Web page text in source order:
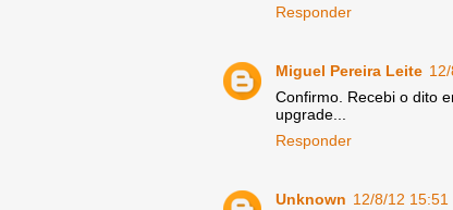
Responder
Miguel Pereira Leite
Confirmo. Recebi o dito
upgrade...
Responder
Unknown 12/8/12 15:51